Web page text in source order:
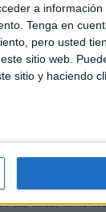
a
Tenga en
pero usted
sitio web.
sitio y haciendo
profesores Ginés y
que
sus tareas como